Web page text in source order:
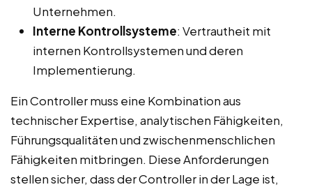
Unternehmen.
Interne Kontrollsysteme: Vertrautheit mit
internen Kontrollsystemen und deren
Implementierung.
Ein Controller muss eine Kombination aus
technischer Expertise, analytischen Fähigkeiten,
Führungsqualitäten und zwischenmenschlichen
Fähigkeiten mitbringen. Diese Anforderungen
stellen sicher, dass der Controller in der Lage ist,